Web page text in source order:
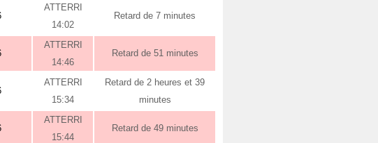
ATTERRI
14:02
Retard de 7 minutes
ATTERRI
14:46
Retard de 51 minutes
ATTERRI
15:34
Retard de 2 heures et 39
minutes
ATTERRI
15:44
Retard de 49 minutes